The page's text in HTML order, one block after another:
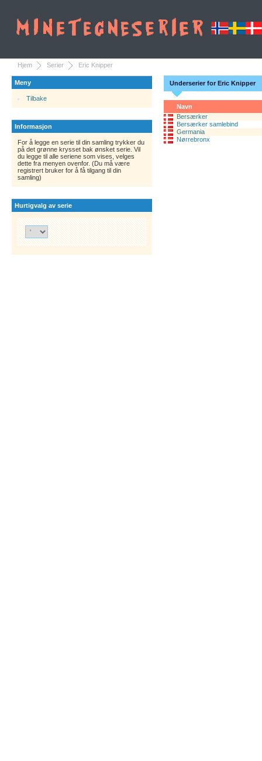
Hjem Serier Eric Knipper
Meny
Tilbake
Informasjon
For å legge en serie til din samling trykker du
på det grønne krysset bak ønsket serie. Vil
du legge til alle seriene som vises, velges
dette fra menyen ovenfor. (Du må være
registrert bruker for å få tilgang til din
samling)
Hurtigvalg av serie
Underserier for Eric Knipper
Navn
Bersærker
Bersærker samlebind
Germania
Nørrebronx